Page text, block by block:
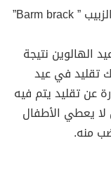
7- يرتبط عيد الهالوين في إيرلندا بكعكة الزبيب ” Barm brack”
الهالوين نتيجة
تقليد في عيد
عن تقليد يتم فيه
لا يعطي الأطفال
منه.